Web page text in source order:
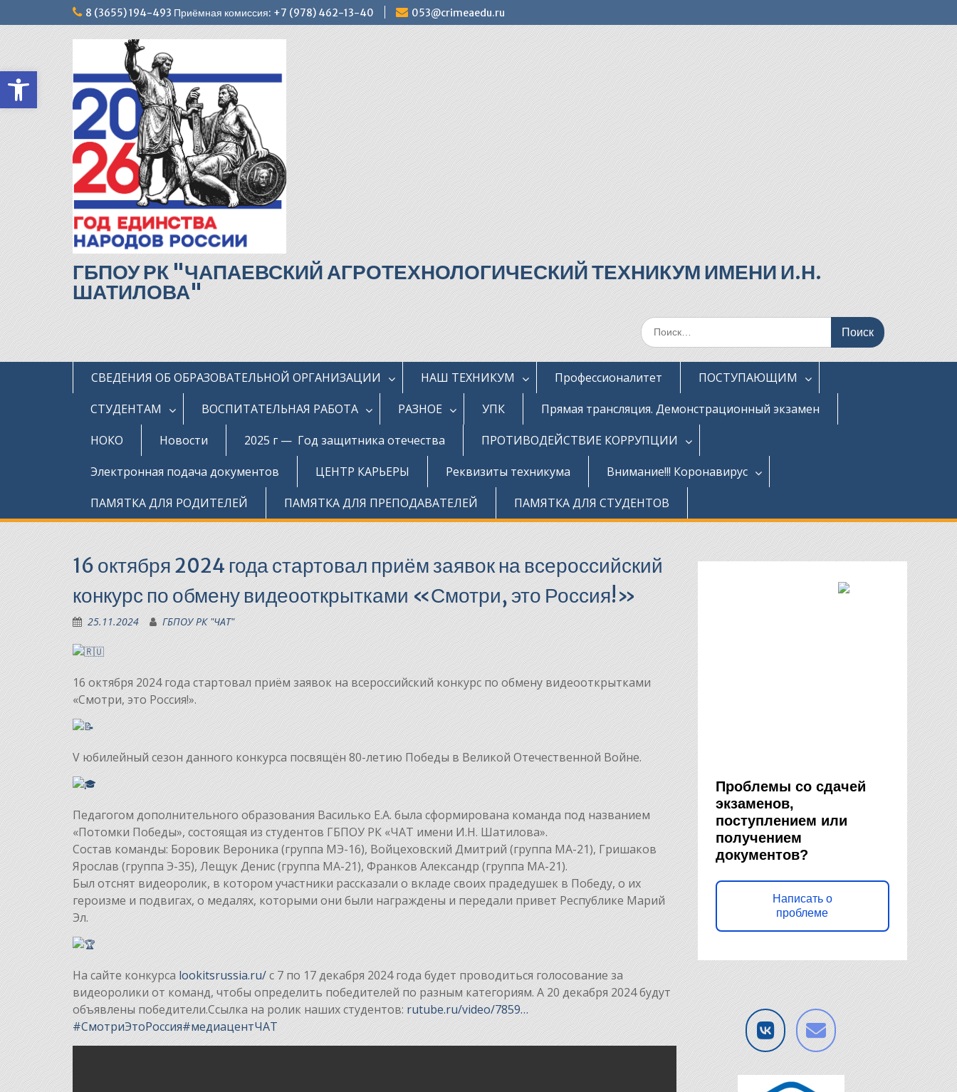
Открыть панель инструментов
к
содержимому
8 (3655) 194-493 Приёмная комиссия: +7 (978) 462-13-40 053@crimeaedu.ru
ГБПОУ РК "ЧАПАЕВСКИЙ АГРОТЕХНОЛОГИЧЕСКИЙ ТЕХНИКУМ ИМЕНИ И.Н.
ШАТИЛОВА"
Поиск
по:
СВЕДЕНИЯ ОБ ОБРАЗОВАТЕЛЬНОЙ ОРГАНИЗАЦИИ НАШ ТЕХНИКУМ Профессионалитет
ПОСТУПАЮЩИМ
СТУДЕНТАМ
ВОСПИТАТЕЛЬНАЯ РАБОТА РАЗНОЕ УПК
Прямая трансляция. Демонстрационный экзамен
НОКО
Новости 2025 г — Год защитника отечества
ПРОТИВОДЕЙСТВИЕ КОРРУПЦИИ
Электронная подача документов
ЦЕНТР КАРЬЕРЫ Реквизиты техникума
Внимание!!! Коронавирус
ПАМЯТКА ДЛЯ РОДИТЕЛЕЙ
ПАМЯТКА ДЛЯ ПРЕПОДАВАТЕЛЕЙ ПАМЯТКА ДЛЯ СТУДЕНТОВ
16 октября 2024 года стартовал приём заявок на всероссийский
конкурс по обмену видеооткрытками «Смотри, это Россия!»
25.11.2024 ГБПОУ РК "ЧАТ"
16 октября 2024 года стартовал приём заявок на всероссийский конкурс по обмену видеооткрытками
«Смотри, это Россия!».
V юбилейный сезон данного конкурса посвящён 80-летию Победы в Великой Отечественной Войне.
Педагогом дополнительного образования Василько Е.А. была сформирована команда под названием
«Потомки Победы», состоящая из студентов ГБПОУ РК «ЧАТ имени И.Н. Шатилова».
Состав команды: Боровик Вероника (группа МЭ-16), Войцеховский Дмитрий (группа МА-21), Гришаков
Ярослав (группа Э-35), Лещук Денис (группа МА-21), Франков Александр (группа МА-21).
Был отснят видеоролик, в котором участники рассказали о вкладе своих прадедушек в Победу, о их
героизме и подвигах, о медалях, которыми они были награждены и передали привет Республике Марий
Эл.
На сайте конкурсаlookitsrussia.ru/с 7 по 17 декабря 2024 года будет проводиться голосование за
видеоролики от команд, чтобы определить победителей по разным категориям. А 20 декабря 2024 будут
объявлены победители.Ссылка на ролик наших студентов:rutube.ru/video/7859…
#СмотриЭтоРоссия#медиацентЧАТ
Проблемы со сдачей
экзаменов,
поступлением или
получением
документов?
Написать о
проблеме